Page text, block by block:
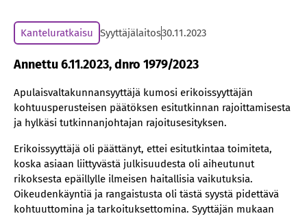
Kanteluratkaisu Syyttäjälaitos30.11.2023
Annettu 6.11.2023, dnro 1979/2023
Apulaisvaltakunnansyyttäjä kumosi erikoissyyttäjän
kohtuusperusteisen päätöksen esitutkinnan rajoittamisesta
ja hylkäsi tutkinnanjohtajan rajoitusesityksen.
Erikoissyyttäjä oli päättänyt, ettei esitutkintaa toimiteta,
koska asiaan liittyvästä julkisuudesta oli aiheutunut
rikoksesta epäillylle ilmeisen haitallisia vaikutuksia.
Oikeudenkäyntiä ja rangaistusta oli tästä syystä pidettävä
kohtuuttomina ja tarkoituksettomina. Syyttäjän mukaan